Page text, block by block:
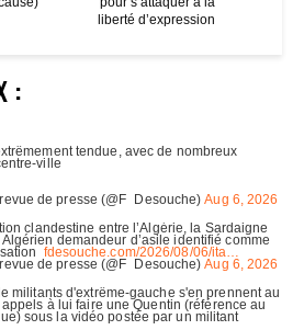
liberté d’expression
: